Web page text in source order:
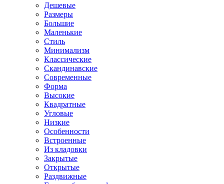
Дешевые
Размеры
Большие
Маленькие
Стиль
Минимализм
Классические
Скандинавские
Современные
Форма
Высокие
Квадратные
Угловые
Низкие
Особенности
Встроенные
Из кладовки
Закрытые
Открытые
Раздвижные